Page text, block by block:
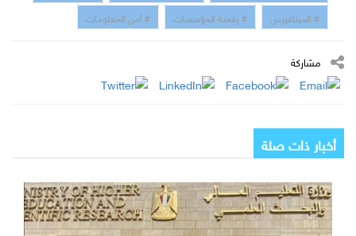
# الميتافيرس
# رقمنة المؤسسات # أمن المعلومات
مشاركة
أخبار ذات صلة